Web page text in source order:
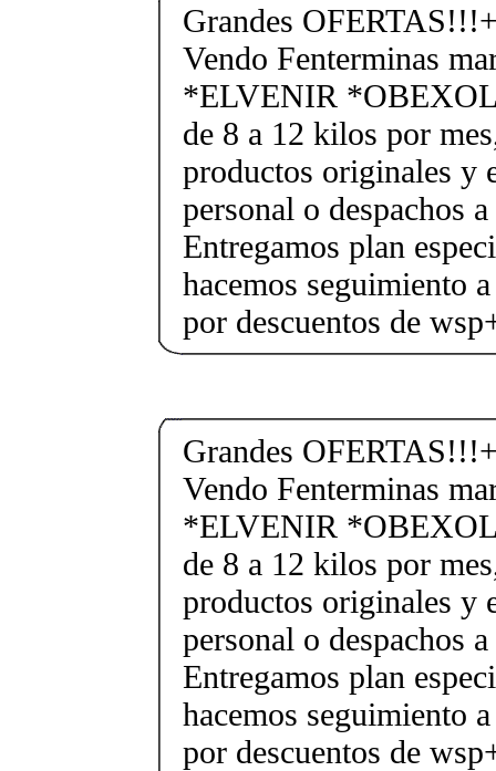
Grandes
Vendo Fenterminas
*ELVENIR
de 8 a 12 kilos por
productos originales y
personal o despachos
Entregamos plan
hacemos seguimiento
por descuentos de
Grandes
Vendo Fenterminas
*ELVENIR
de 8 a 12 kilos por
productos originales y
personal o despachos
Entregamos plan
hacemos seguimiento
por descuentos de